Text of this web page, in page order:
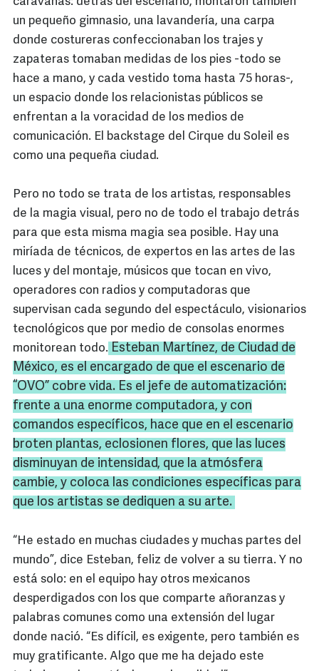
un pequeño gimnasio, una lavandería, una carpa
donde costureras confeccionaban los trajes y
zapateras tomaban medidas de los pies -todo se
hace a mano, y cada vestido toma hasta 75 horas-,
un espacio donde los relacionistas públicos se
enfrentan a la voracidad de los medios de
comunicación. El backstage del Cirque du Soleil es
como una pequeña ciudad.
Pero no todo se trata de los artistas, responsables
de la magia visual, pero no de todo el trabajo detrás
para que esta misma magia sea posible. Hay una
miríada de técnicos, de expertos en las artes de las
luces y del montaje, músicos que tocan en vivo,
operadores con radios y computadoras que
supervisan cada segundo del espectáculo, visionarios
tecnológicos que por medio de consolas enormes
monitorean todo. Esteban Martínez, de Ciudad de
México, es el encargado de que el escenario de
“OVO” cobre vida. Es el jefe de automatización:
frente a una enorme computadora, y con
comandos específicos, hace que en el escenario
broten plantas, eclosionen flores, que las luces
disminuyan de intensidad, que la atmósfera
cambie, y coloca las condiciones específicas para
que los artistas se dediquen a su arte.
“He estado en muchas ciudades y muchas partes del
mundo”, dice Esteban, feliz de volver a su tierra. Y no
está solo: en el equipo hay otros mexicanos
desperdigados con los que comparte añoranzas y
palabras comunes como una extensión del lugar
donde nació. “Es difícil, es exigente, pero también es
muy gratificante. Algo que me ha dejado este